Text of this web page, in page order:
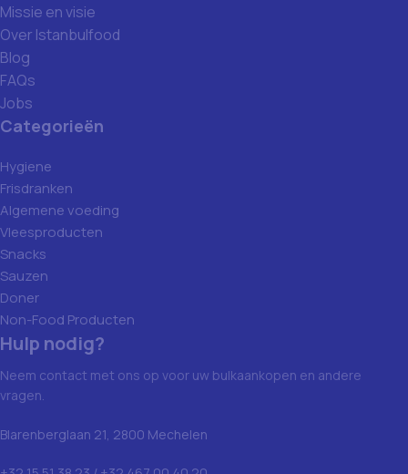
Missie en visie
Over Istanbulfood
Blog
FAQs
Jobs
Categorieën
Hygiene
Frisdranken
Algemene voeding
Vleesproducten
Snacks
Sauzen
Doner
Non-Food Producten
Hulp nodig?
Neem contact met ons op voor uw bulkaankopen en andere
vragen.
Blarenberglaan 21, 2800 Mechelen